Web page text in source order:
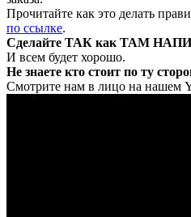
Прочитайте как это делать
по ссылке.
Сделайте ТАК как ТАМ
И всем будет хорошо.
Не знаете кто стоит по ту
Смотрите нам в лицо на нашем